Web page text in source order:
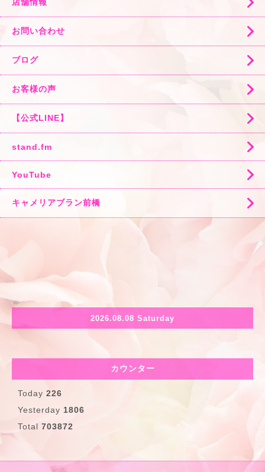
店舗情報
お問い合わせ
ブログ
お客様の声
【公式LINE】
stand.fm
YouTube
キャメリアブラン前橋
2026.08.08 Saturday
カウンター
Today 226
Yesterday 1806
Total 703872